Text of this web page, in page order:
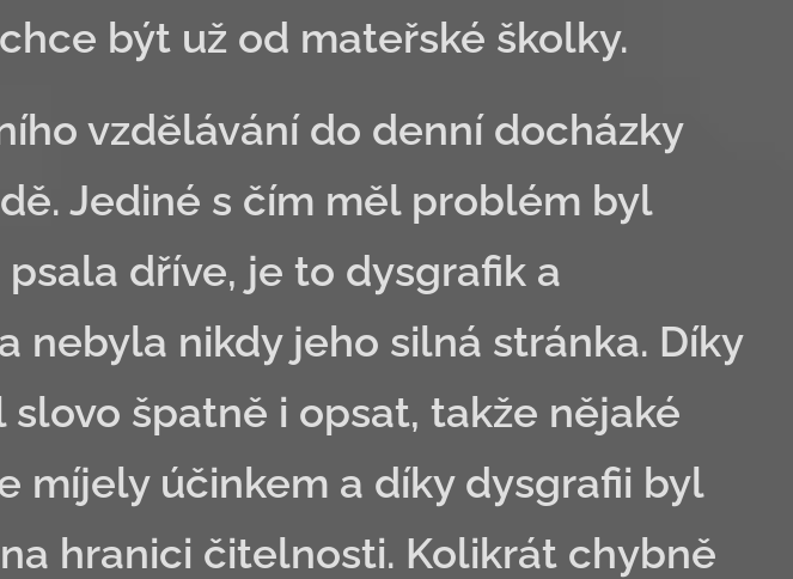
být už od mateřské školky.
vzdělávání do denní docházky
Jediné s čím měl problém byl
dříve, je to dysgrafik a
nebyla nikdy jeho silná stránka. Díky
špatně i opsat, takže nějaké
míjely účinkem a díky dysgrafii byl
hranici čitelnosti. Kolikrát chybně